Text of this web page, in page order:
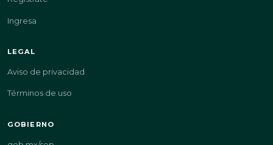
Ingresa
LEGAL
Aviso de privacidad
Términos de uso
GOBIERNO